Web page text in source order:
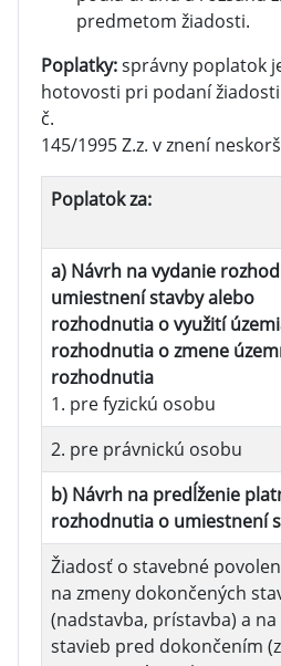
predmetom žiadosti.
Poplatky:správny poplatok
hotovosti pri podaní žiadosti
č.
145/1995 Z.z. v znení
Poplatok za:
a) Návrh na vydanie
umiestnení stavby alebo
rozhodnutia o využití
rozhodnutia o zmene
rozhodnutia
1. pre fyzickú osobu
2. pre právnickú osobu
b) Návrh na predĺženie
rozhodnutia o umiestnení
Žiadosť o stavebné
na zmeny dokončených
(nadstavba, prístavba) a na
stavieb pred dokončením